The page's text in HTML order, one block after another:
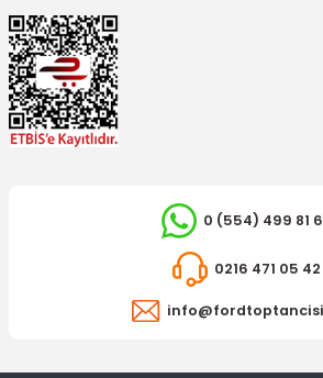
Manifold Devirdaim Su Hortumu Fiesta Fusion
0 (554) 499 81
0216 471 05 42